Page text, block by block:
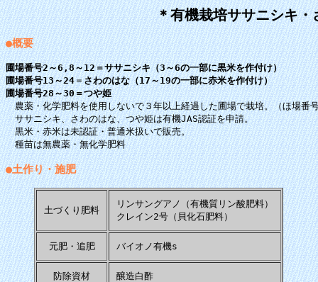
＊有機栽培ササニシキ
●概要
圃場番号2～6,8～12＝ササニシキ（3～6の一部に黒米を作付け）
圃場番号13～24＝さわのはな（17～19の一部に赤米を作付け）
圃場番号28～30＝つや姫
農薬・化学肥料を使用しないで３年以上経過した圃場で栽培。（ほ場番
ササニシキ、さわのはな、つや姫は有機JAS認証を申請。
黒米・赤米は未認証・普通米扱いで販売。
種苗は無農薬・無化学肥料
●土作り・施肥
土づくり肥料
リンサングアノ（有機質リン酸肥料）
クレイン2号（貝化石肥料）
元肥・追肥 バイオノ有機s
防除資材 醸造白酢